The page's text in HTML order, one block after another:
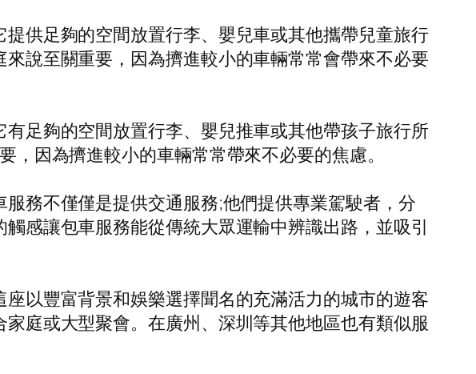
供足夠的空間放置行李、嬰兒車或其他攜帶兒童旅行
說至關重要，因為擠進較小的車輛常常會帶來不必要
足夠的空間放置行李、嬰兒推車或其他帶孩子旅行所
因為擠進較小的車輛常常帶來不必要的焦慮。
務不僅僅是提供交通服務;他們提供專業駕駛者，分
感讓包車服務能從傳統大眾運輸中辨識出路，並吸引
以豐富背景和娛樂選擇聞名的充滿活力的城市的遊客
庭或大型聚會。在廣州、深圳等其他地區也有類似服